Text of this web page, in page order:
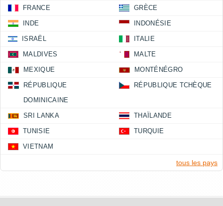
FRANCE GRÈCE
INDE INDONÉSIE
ISRAËL ITALIE
MALDIVES MALTE
MEXIQUE MONTÉNÉGRO
RÉPUBLIQUE
DOMINICAINE
RÉPUBLIQUE TCHÈQUE
SRI LANKA THAÏLANDE
TUNISIE TURQUIE
VIETNAM
tous les pays